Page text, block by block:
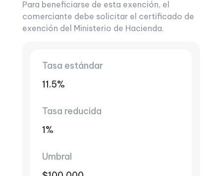
Para beneficiarse de esta exención, el
comerciante debe solicitar el certificado de
exención del Ministerio de Hacienda.
Tasa estándar
11.5%
Tasa reducida
1%
Umbral